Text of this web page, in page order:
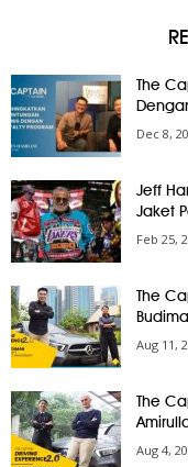
The
Dec 8,
Jeff
Jaket
Feb 25,
The
Aug 11,
The
Aug 4,